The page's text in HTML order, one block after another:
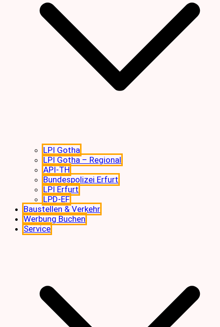
LPI Gotha
LPI Gotha – Regional
API-TH
Bundespolizei Erfurt
LPI Erfurt
LPD-EF
Baustellen & Verkehr
Werbung Buchen
Service